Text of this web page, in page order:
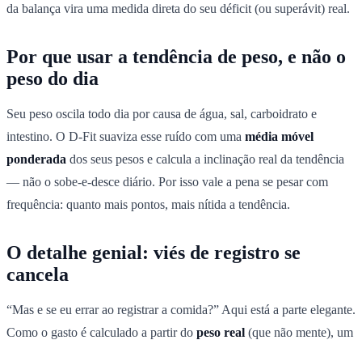
da balança vira uma medida direta do seu déficit (ou superávit) real.
Por que usar a tendência de peso, e não o
peso do dia
Seu peso oscila todo dia por causa de água, sal, carboidrato e
intestino. O D-Fit suaviza esse ruído com uma média móvel
ponderada dos seus pesos e calcula a inclinação real da tendência
— não o sobe-e-desce diário. Por isso vale a pena se pesar com
frequência: quanto mais pontos, mais nítida a tendência.
O detalhe genial: viés de registro se
cancela
“Mas e se eu errar ao registrar a comida?” Aqui está a parte elegante.
Como o gasto é calculado a partir do peso real (que não mente), um